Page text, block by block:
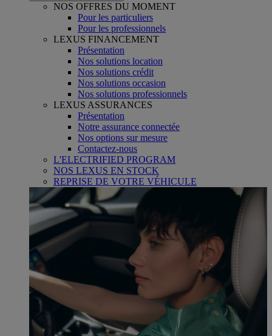
NOS OFFRES DU MOMENT
Pour les particuliers
Pour les professionnels
LEXUS FINANCEMENT
Présentation
Nos solutions location
Nos solutions crédit
Nos solutions occasion
Nos solutions professionnels
LEXUS ASSURANCES
Présentation
Notre assurance connectée
Nos options sur mesure
Contactez-nous
L'ELECTRIFIED PROGRAM
NOS LEXUS EN STOCK
REPRISE DE VOTRE VÉHICULE